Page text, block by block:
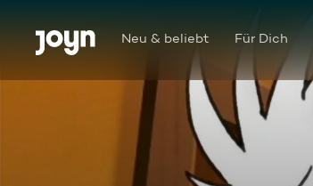
Zum Inhalt springen
Barrierefrei Neu & beliebt Für Dich